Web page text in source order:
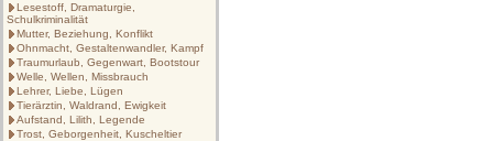
Lesestoff, Dramaturgie,
Schulkriminalität
Mutter, Beziehung, Konflikt
Ohnmacht, Gestaltenwandler, Kampf
Traumurlaub, Gegenwart, Bootstour
Welle, Wellen, Missbrauch
Lehrer, Liebe, Lügen
Tierärztin, Waldrand, Ewigkeit
Aufstand, Lilith, Legende
Trost, Geborgenheit, Kuscheltier